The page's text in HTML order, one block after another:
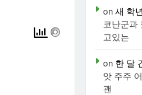
on 새 학
코난군과
고있는
on 한 달
앗 주주
괜